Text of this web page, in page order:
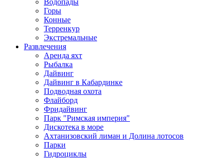
Водопады
Горы
Конные
Терренкур
Экстремальные
Развлечения
Аренда яхт
Рыбалка
Дайвинг
Дайвинг в Кабардинке
Подводная охота
Флайборд
Фридайвинг
Парк "Римская империя"
Дискотека в море
Ахтанизовский лиман и Долина лотосов
Парки
Гидроциклы